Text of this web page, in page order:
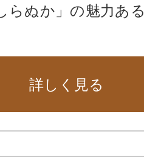
らぬか」の魅力あ
詳しく見る